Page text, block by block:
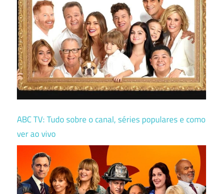
ABC TV: Tudo sobre o canal, séries populares e como
ver ao vivo